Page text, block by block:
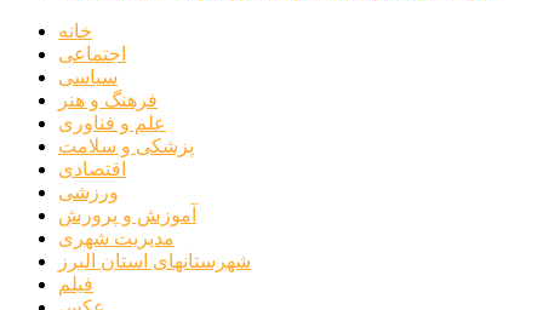
خانه
اجتماعی
سیاسی
فرهنگ و هنر
علم و فناوری
پزشکی و سلامت
اقتصادی
ورزشی
آموزش و پرورش
مدیریت شهری
شهرستانهای استان البرز
فیلم